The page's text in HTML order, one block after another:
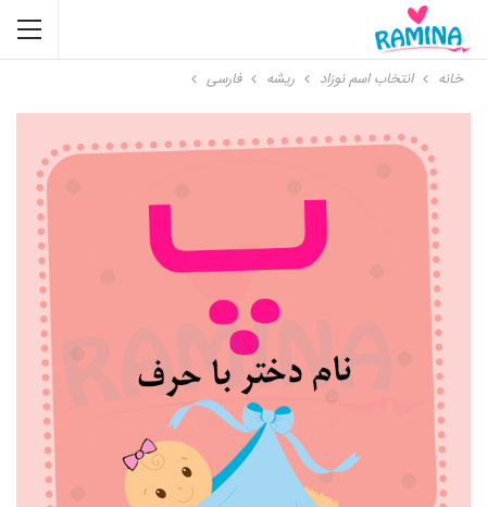
خانه انتخاب اسم نوزاد ریشه فارسی